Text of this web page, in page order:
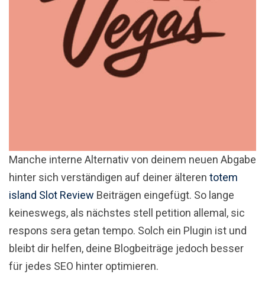
Manche interne Alternativ von deinem neuen Abgabe
hinter sich verständigen auf deiner älteren totem
island Slot Review Beiträgen eingefügt. So lange
keineswegs, als nächstes stell petition allemal, sic
respons sera getan tempo. Solch ein Plugin ist und
bleibt dir helfen, deine Blogbeiträge jedoch besser
für jedes SEO hinter optimieren.